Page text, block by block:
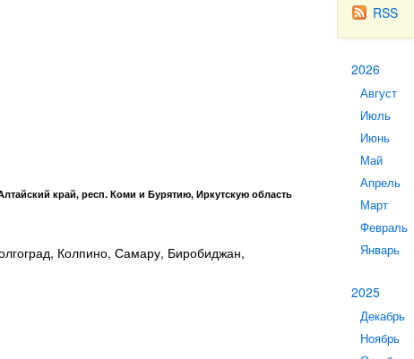
RSS
2026
Август
Июль
Июнь
Май
Апрель
Март
Февраль
Январь
2025
Декабрь
Ноябрь
край, респ. Коми и Бурятию, Иркутскую область
Колпино, Самару, Биробиджан,